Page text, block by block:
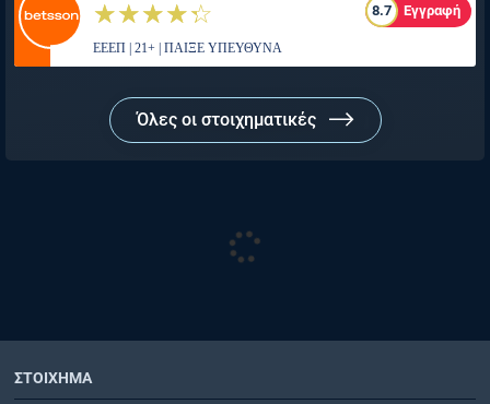
☆☆☆☆☆
★★★★★ 8.7 Εγγραφή
ΕΕΕΠ | 21+ | ΠΑΙΞΕ ΥΠΕΥΘΥΝΑ
Όλες οι στοιχηματικές
ΣΤΟΙΧΗΜΑ